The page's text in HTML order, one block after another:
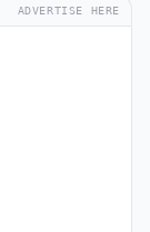
ADVERTISE HERE